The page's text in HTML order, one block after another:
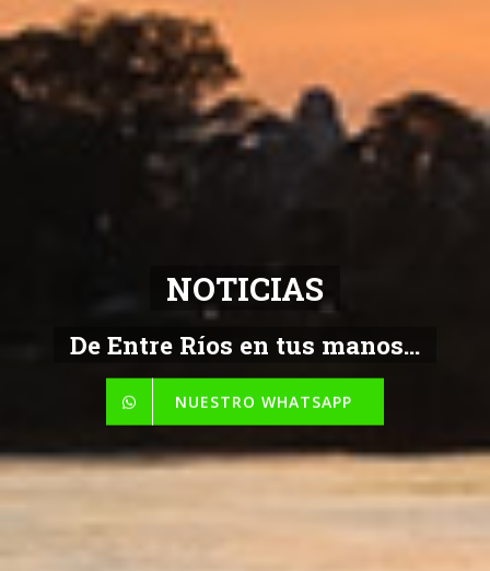
NOTICIAS
De Entre Ríos en tus manos...
NUESTRO WHATSAPP